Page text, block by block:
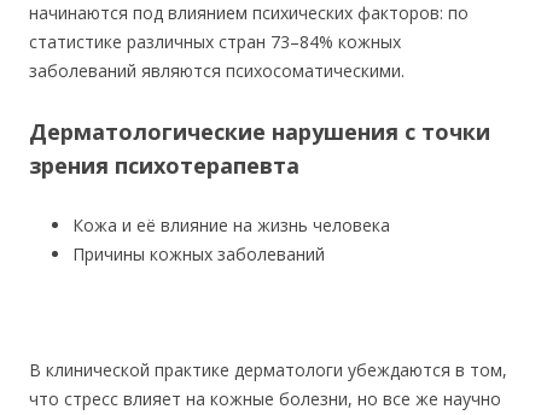
начинаются под влиянием психических факторов: по
статистике различных стран 73–84% кожных
заболеваний являются психосоматическими.
Дерматологические нарушения с точки
зрения психотерапевта
Кожа и её влияние на жизнь человека
Причины кожных заболеваний
В клинической практике дерматологи убеждаются в том,
что стресс влияет на кожные болезни, но все же научно